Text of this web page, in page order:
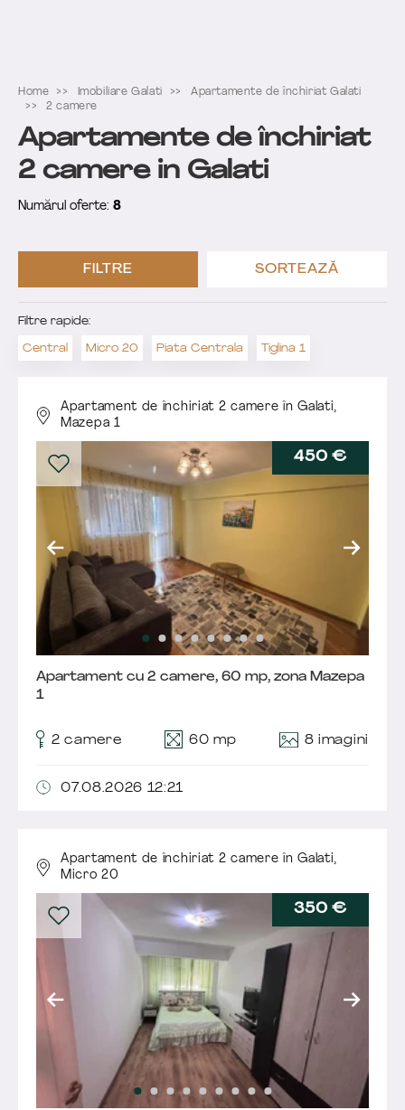
Home Imobiliare Galati
Apartamente de închiriat Galati
2 camere
Apartamente de închiriat
2 camere in Galati
Numărul oferte: 8
FILTRE SORTEAZĂ
Filtre rapide:
Central Micro 20 Piata Centrala Tiglina 1
Apartament de închiriat 2 camere în Galati,
Mazepa 1
450 €
Apartament cu 2 camere, 60 mp, zona Mazepa
1
2 camere 60 mp 8 imagini
07.08.2026 12:21
Apartament de închiriat 2 camere în Galati,
Micro 20
350 €